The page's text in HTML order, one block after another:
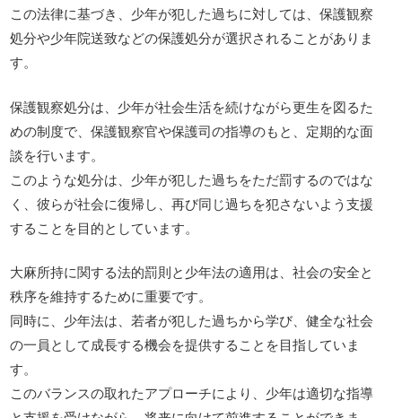
この法律に基づき、少年が犯した過ちに対しては、保護観察
処分や少年院送致などの保護処分が選択されることがありま
す。
保護観察処分は、少年が社会生活を続けながら更生を図るた
めの制度で、保護観察官や保護司の指導のもと、定期的な面
談を行います。
このような処分は、少年が犯した過ちをただ罰するのではな
く、彼らが社会に復帰し、再び同じ過ちを犯さないよう支援
することを目的としています。
大麻所持に関する法的罰則と少年法の適用は、社会の安全と
秩序を維持するために重要です。
同時に、少年法は、若者が犯した過ちから学び、健全な社会
の一員として成長する機会を提供することを目指していま
す。
このバランスの取れたアプローチにより、少年は適切な指導